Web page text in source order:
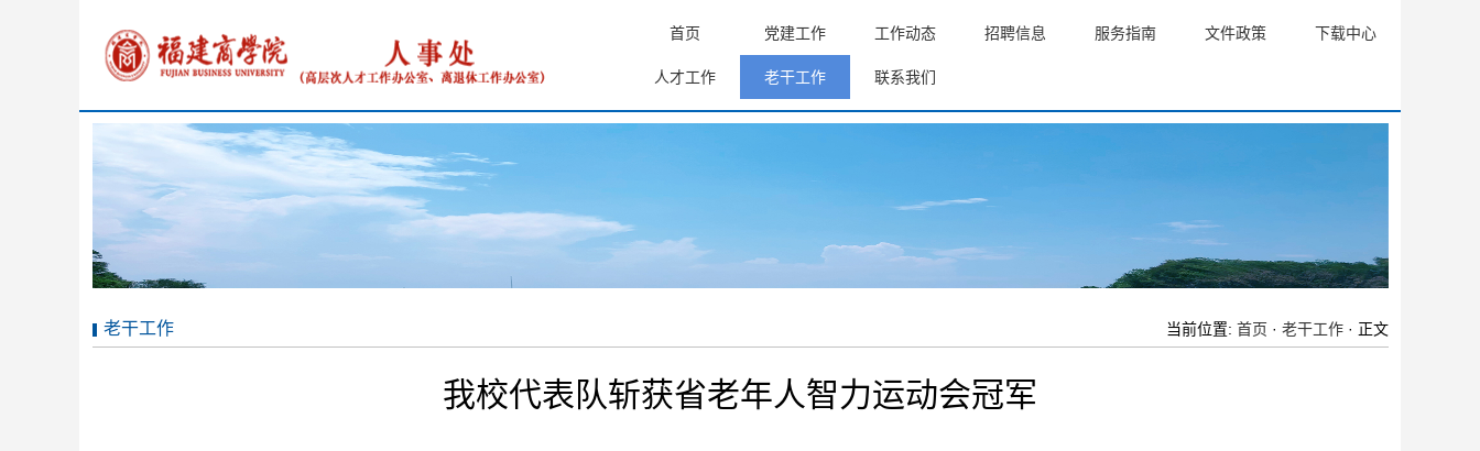
首页 党建工作 工作动态 招聘信息 服务指南 文件政策 下载中心
人才工作 老干工作 联系我们
老干工作 当前位置: 首页 · 老干工作· 正文
我校代表队斩获省老年人智力运动会冠军